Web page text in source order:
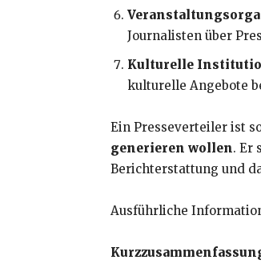
Journalisten über
Kulturelle
kulturelle Angebote
Ein Presseverteiler ist
generieren wollen. Er
Berichterstattung und
Ausführliche